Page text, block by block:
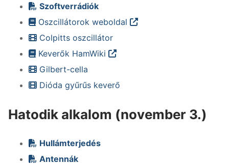
Szoftverrádiók
Oszcillátorok weboldal
Colpitts oszcillátor
Keverők HamWiki
Gilbert-cella
Dióda gyűrűs keverő
Hatodik alkalom (november 3.)
Hullámterjedés
Antennák